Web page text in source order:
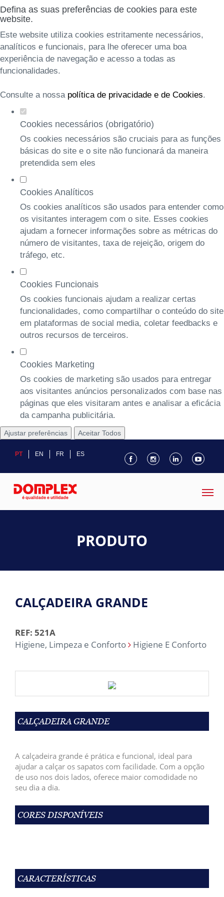
Defina as suas preferências de cookies para este
website.
Este website utiliza cookies estritamente necessários,
analíticos e funcionais, para lhe oferecer uma boa
experiência de navegação e acesso a todas as
funcionalidades.
Consulte a nossa política de privacidade e de Cookies.
Cookies necessários (obrigatório)
Os cookies necessários são cruciais para as funções
básicas do site e o site não funcionará da maneira
pretendida sem eles
Cookies Analíticos
Os cookies analíticos são usados para entender como
os visitantes interagem com o site. Esses cookies
ajudam a fornecer informações sobre as métricas do
número de visitantes, taxa de rejeição, origem do
tráfego, etc.
Cookies Funcionais
Os cookies funcionais ajudam a realizar certas
funcionalidades, como compartilhar o conteúdo do site
em plataformas de social media, coletar feedbacks e
outros recursos de terceiros.
Cookies Marketing
Os cookies de marketing são usados para entregar
aos visitantes anúncios personalizados com base nas
páginas que eles visitaram antes e analisar a eficácia
da campanha publicitária.
Ajustar preferências Aceitar Todos
PT EN FR ES
PRODUTO
CALÇADEIRA GRANDE
REF: 521A
Higiene, Limpeza e Conforto
Higiene E Conforto
CALÇADEIRA GRANDE
A calçadeira grande é prática e funcional, ideal para
ajudar a calçar os sapatos com facilidade. Com a opção
de uso nos dois lados, oferece maior comodidade no
seu dia a dia.
CORES DISPONÍVEIS
CARACTERÍSTICAS